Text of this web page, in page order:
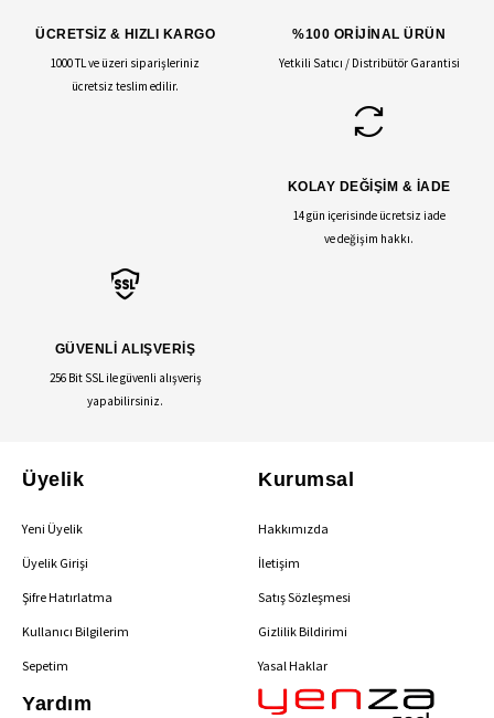
ÜCRETSİZ & HIZLI KARGO
1000 TL ve üzeri siparişleriniz
ücretsiz teslim edilir.
%100 ORİJİNAL ÜRÜN
Yetkili Satıcı / Distribütör Garantisi
KOLAY DEĞİŞİM & İADE
14 gün içerisinde ücretsiz iade
ve değişim hakkı.
GÜVENLİ ALIŞVERİŞ
256 Bit SSL ile güvenli alışveriş
yapabilirsiniz.
Üyelik
Yeni Üyelik
Üyelik Girişi
Şifre Hatırlatma
Kullanıcı Bilgilerim
Sepetim
Kurumsal
Hakkımızda
İletişim
Satış Sözleşmesi
Gizlilik Bildirimi
Yasal Haklar
Yardım